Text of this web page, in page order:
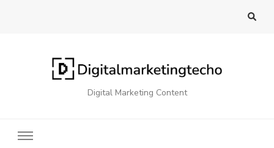
Digital Marketing Content